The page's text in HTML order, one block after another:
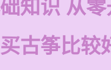
知识 从
古筝比较